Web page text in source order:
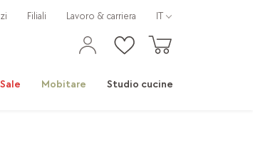
Sale Mobitare Studio cucine
Filiali Lavoro & carriera IT